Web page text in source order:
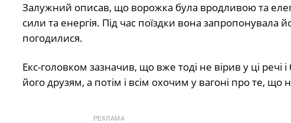
Залужний описав, що ворожка була вродливою та
сили та енергія. Під час поїздки вона
погодилися.
Екс-головком зазначив, що вже тоді не вірив у ці речі
його друзям, а потім і всім охочим у вагоні про те,
РЕКЛАМА